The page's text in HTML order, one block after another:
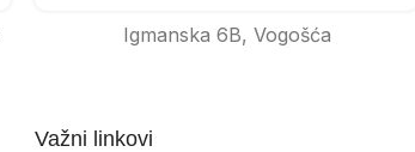
Igmanska 6B, Vogošća
Važni linkovi